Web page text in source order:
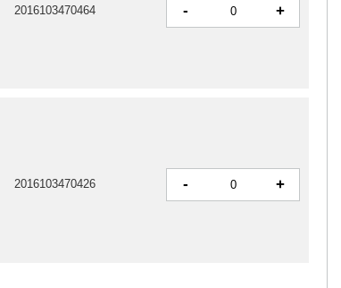
2016103470464 - +
2016103470426 - +